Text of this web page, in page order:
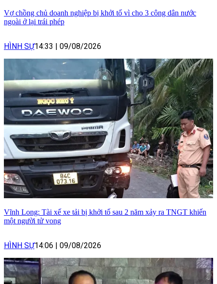
Vợ chồng chủ doanh nghiệp bị khởi tố vì cho 3 công dân nước
ngoài ở lại trái phép
HÌNH SỰ14:33 | 09/08/2026
Vĩnh Long: Tài xế xe tải bị khởi tố sau 2 năm xảy ra TNGT khiến
một người tử vong
HÌNH SỰ14:06 | 09/08/2026